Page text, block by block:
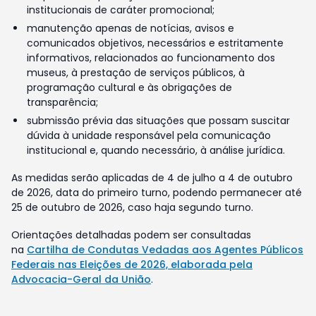
institucionais de caráter promocional;
manutenção apenas de notícias, avisos e
comunicados objetivos, necessários e estritamente
informativos, relacionados ao funcionamento dos
museus, à prestação de serviços públicos, à
programação cultural e às obrigações de
transparência;
submissão prévia das situações que possam suscitar
dúvida à unidade responsável pela comunicação
institucional e, quando necessário, à análise jurídica.
As medidas serão aplicadas de 4 de julho a 4 de outubro
de 2026, data do primeiro turno, podendo permanecer até
25 de outubro de 2026, caso haja segundo turno.
Orientações detalhadas podem ser consultadas
na Cartilha de Condutas Vedadas aos Agentes Públicos
Federais nas Eleições de 2026, elaborada pela
Advocacia-Geral da União.